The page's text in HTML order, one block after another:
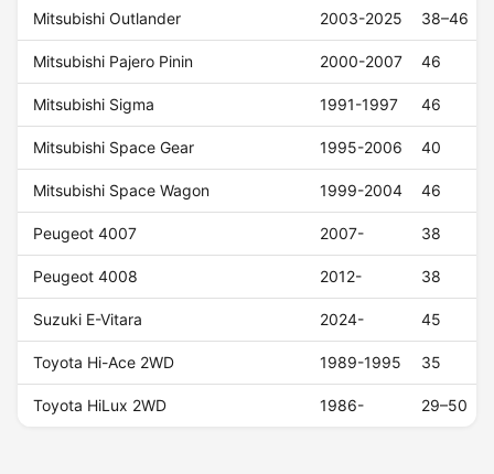
Mitsubishi Outlander 2003-2025 38–46
Mitsubishi Pajero Pinin 2000-2007 46
Mitsubishi Sigma 1991-1997 46
Mitsubishi Space Gear 1995-2006 40
Mitsubishi Space Wagon 1999-2004 46
Peugeot 4007 2007- 38
Peugeot 4008 2012- 38
Suzuki E-Vitara 2024- 45
Toyota Hi-Ace 2WD 1989-1995 35
Toyota HiLux 2WD 1986- 29–50